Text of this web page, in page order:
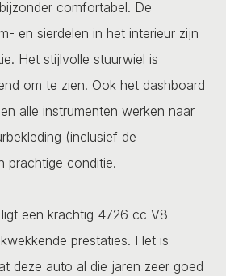
comfortabel. De
en sierdelen in het interieur zijn
Het stijlvolle stuurwiel is
om te zien. Ook het dashboard
alle instrumenten werken naar
(inclusief de
prachtige conditie.
een krachtig 4726 cc V8
prestaties. Het is
deze auto al die jaren zeer goed